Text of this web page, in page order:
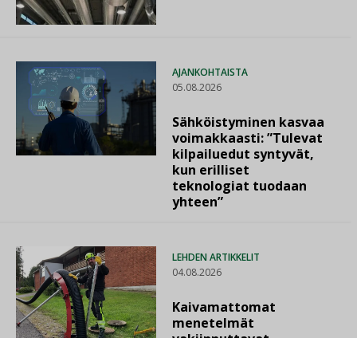
AJANKOHTAISTA
05.08.2026
Sähköistyminen kasvaa
voimakkaasti: ”Tulevat
kilpailuedut syntyvät,
kun erilliset
teknologiat tuodaan
yhteen”
LEHDEN ARTIKKELIT
04.08.2026
Kaivamattomat
menetelmät